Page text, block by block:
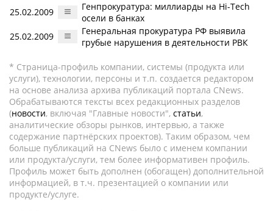
25.02.2009
Генпрокуратура: миллиарды на Hi-Tech
осели в банках
25.02.2009
Генеральная прокуратура РФ выявила
грубые нарушения в деятельности РВК
* Страница-профиль компании, системы (продукта или
услуги), технологии, персоны и т.п. создается редактором
на основе анализа архива публикаций портала CNews.
Обрабатываются тексты всех редакционных разделов
(новости, включая "Главные новости", статьи,
аналитические обзоры рынков, интервью, а также
содержание партнёрских проектов). Таким образом, чем
больше публикаций на CNews было с именем компании
или продукта/услуги, тем более информативен профиль.
Профиль может быть дополнен (обогащен) дополнительной
информацией, в т.ч. презентацией о компании или
продукте/услуге.